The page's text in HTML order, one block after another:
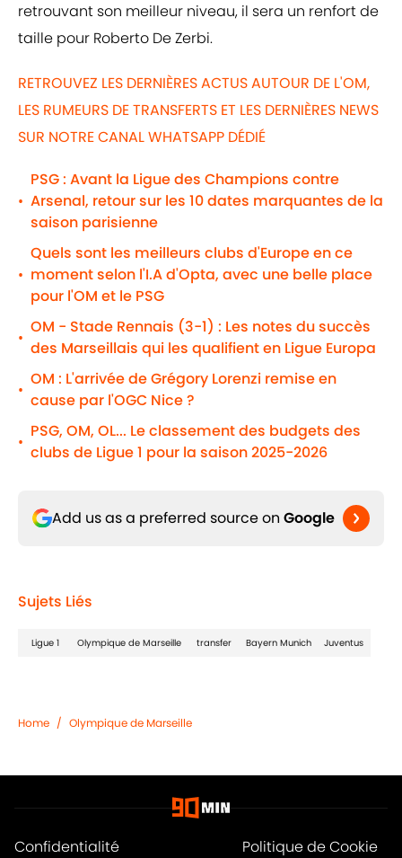
retrouvant son meilleur niveau, il sera un renfort de
taille pour Roberto De Zerbi.
RETROUVEZ LES DERNIÈRES ACTUS AUTOUR DE L'OM,
LES RUMEURS DE TRANSFERTS ET LES DERNIÈRES NEWS
SUR NOTRE CANAL WHATSAPP DÉDIÉ
•
PSG : Avant la Ligue des Champions contre
Arsenal, retour sur les 10 dates marquantes de la
saison parisienne
•
Quels sont les meilleurs clubs d'Europe en ce
moment selon l'I.A d'Opta, avec une belle place
pour l'OM et le PSG
•
OM - Stade Rennais (3-1) : Les notes du succès
des Marseillais qui les qualifient en Ligue Europa
•
OM : L'arrivée de Grégory Lorenzi remise en
cause par l'OGC Nice ?
•
PSG, OM, OL... Le classement des budgets des
clubs de Ligue 1 pour la saison 2025-2026
Add us as a preferred source on Google
Sujets Liés
Ligue 1 Olympique de Marseille transfer Bayern Munich Juventus
Home / Olympique de Marseille
Confidentialité Politique de Cookie